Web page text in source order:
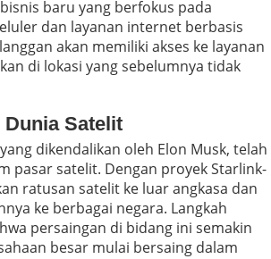
baru yang berfokus pada
dan layanan internet berbasis
akan memiliki akses ke layanan
di lokasi yang sebelumnya tidak
Satelit
dikendalikan oleh Elon Musk, telah
pasar satelit. Dengan proyek Starlink-
ratusan satelit ke luar angkasa dan
ke berbagai negara. Langkah
persaingan di bidang ini semakin
besar mulai bersaing dalam